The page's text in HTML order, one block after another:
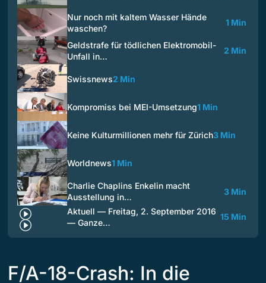
Nur noch mit kaltem Wasser Hände
waschen?
1 Min
Geldstrafe für tödlichen Elektromobil-
Unfall in…
2 Min
Swissnews2 Min
Kompromiss bei MEI-Umsetzung1 Min
Keine Kulturmillionen mehr für Zürich3 Min
Worldnews1 Min
Charlie Chaplins Enkelin macht
Ausstellung in…
3 Min
Aktuell — Freitag, 2. September 2016
— Ganze…
15 Min
F/A-18-Crash: In die